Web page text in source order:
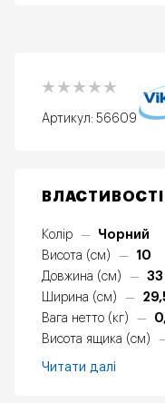
Артикул: 56609
ВЛАСТИВОСТІ
Колір —
Чорний
Висота (см)
—
10
Довжина (см)
—
33
Ширина (см)
—
Вага нетто (кг)
—
Висота ящика (см)
Читати далі